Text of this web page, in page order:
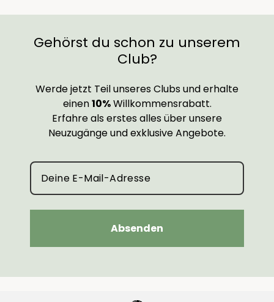
Gehörst du schon zu unserem
Club?
Werde jetzt Teil unseres Clubs und erhalte
einen10%Willkommensrabatt.
Erfahre als erstes alles über unsere
Neuzugänge und exklusive Angebote.
Absenden